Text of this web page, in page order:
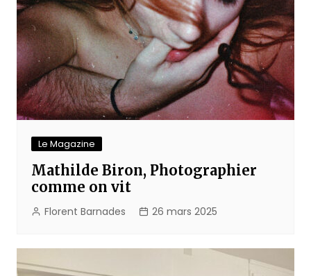
Le Magazine
Mathilde Biron, Photographier
comme on vit
Florent Barnades 26 mars 2025